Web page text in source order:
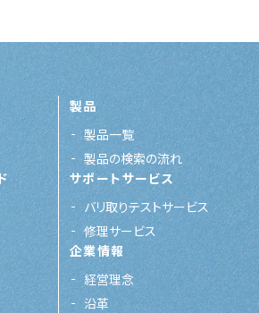
製品
製品一覧
製品の検索の流れ
サポートサービス
バリ取りテストサービス
修理サービス
企業情報
経営理念
沿革